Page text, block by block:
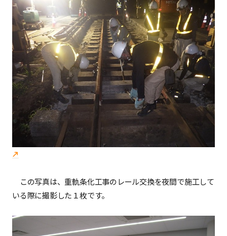
この写真は、重軌条化工事のレール交換を夜間で施工して
いる際に撮影した１枚です。